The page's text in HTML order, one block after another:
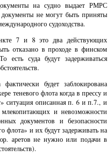
на судно выдает РМРС
не могут быть приняты
судоходства.
7 и 8 это два действующих
отказано в проходе в финском
есть суда будут задерживаться
будет заблокирована
теневого флота когда в прессу и
ситуация описанная п. 6 и п.7., и
и невозможности
документов и безопасности
флота» и их будут задерживать на
аретов не нужно или подачи в